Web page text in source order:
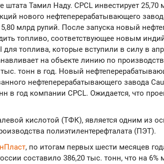
штата Тамил Наду. CPCL инвестирует 25,70
нового нефтеперерабатывающего
млрд рупий. После запуска новый
топливо, соответствующее новым
топлива, которые вступили в силу в
на объекте линию по
тонн в год. Новый
нефтеперерабатывающего завода
в год компании CPCL. Ожидается, что
кислотой (ТФК), является одним из
полиэтилентерефталата (ПЭТ).
, по итогам первых шести месяцев
составило 386,20 тыс. тонн, что на 6%